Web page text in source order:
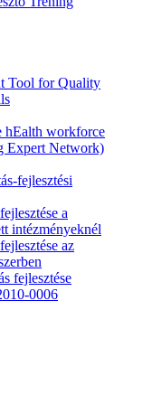
Tool for Quality
hEalth workforce
Expert Network)
fejlesztési
a
intézményeknél
az
fejlesztése
0006